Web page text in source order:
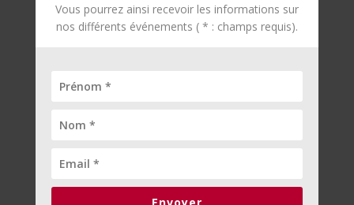
Vous pourrez ainsi recevoir les informations sur
nos différents événements ( * : champs requis).
Envoyer